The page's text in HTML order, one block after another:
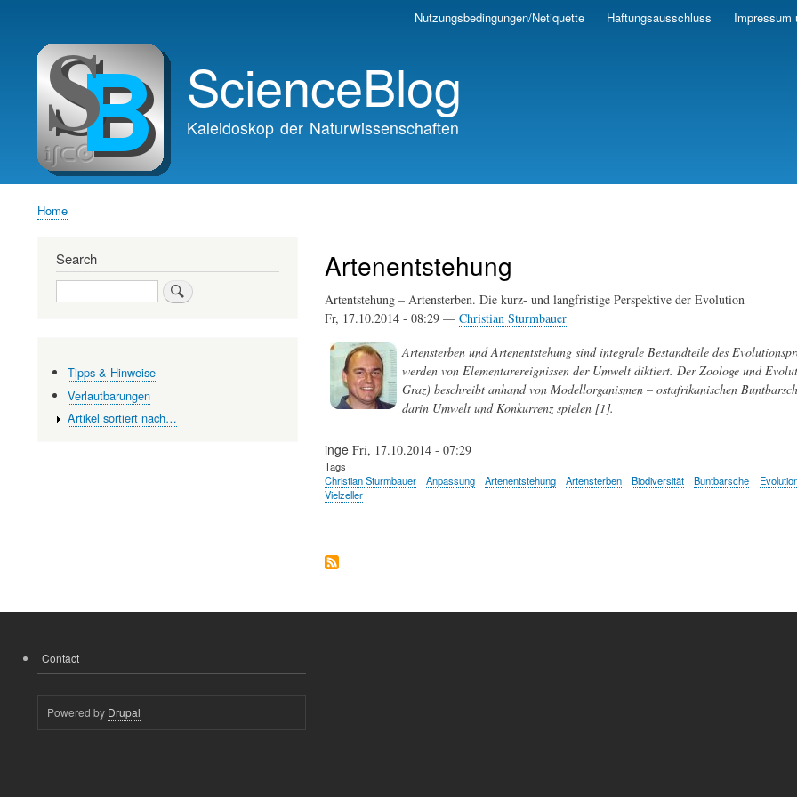
Skip
navigation
Nutzungsbedingungen/Netiquette Haftungsausschluss Impressum
ScienceBlog
Kaleidoskop der Naturwissenschaften
Home
Artenentstehung
Artentstehung – Artensterben. Die kurz- und langfristige Perspektive der Evolution
Fr, 17.10.2014 - 08:29 — Christian Sturmbauer
Artensterben und Artenentstehung sind integrale Bestandteile des
werden von Elementarereignissen der Umwelt diktiert. Der Zoologe und
Graz) beschreibt anhand von Modellorganismen – ostafrikanischen
darin Umwelt und Konkurrenz spielen [1].
inge Fri, 17.10.2014 - 07:29
Tags
Christian Sturmbauer
Anpassung Artenentstehung Artensterben Biodiversität Buntbarsche
Vielzeller
Search
Search
Tipps & Hinweise
Verlautbarungen
Artikel sortiert nach…
FOOTER
Contact
Powered by Drupal